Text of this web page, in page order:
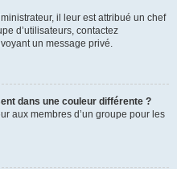
il leur est attribué un chef
d’utilisateurs, contactez
un message privé.
dans une couleur différente ?
aux membres d’un groupe pour les